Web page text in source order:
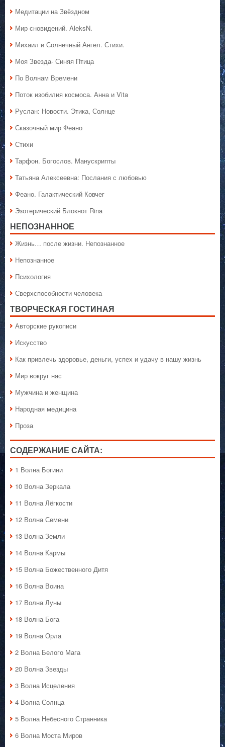
Медитации на Звёздном
Мир сновидений. AleksN.
Михаил и Солнечный Ангел. Стихи.
Моя Звезда- Синяя Птица
По Волнам Времени
Поток изобилия космоса. Анна и Vita
Руслан: Новости. Этика, Солнце
Сказочный мир Феано
Стихи
Тарфон. Богослов. Манускрипты
Татьяна Алексеевна: Послания с любовью
Феано. Галактический Ковчег
Эзотерический Блокнот Rina
НЕПОЗНАННОЕ
Жизнь… после жизни. Непознанное
Непознанное
Психология
Сверхспособности человека
ТВОРЧЕСКАЯ ГОСТИНАЯ
Авторские рукописи
Искусство
Как привлечь здоровье, деньги, успех и удачу в нашу жизнь
Мир вокруг нас
Мужчина и женщина
Народная медицина
Проза
СОДЕРЖАНИЕ САЙТА:
1 Волна Богини
10 Волна Зеркала
11 Волна Лёгкости
12 Волна Семени
13 Волна Земли
14 Волна Кармы
15 Волна Божественного Дитя
16 Волна Воина
17 Волна Луны
18 Волна Бога
19 Волна Орла
2 Волна Белого Мага
20 Волна Звезды
3 Волна Исцеления
4 Волна Солнца
5 Волна Небесного Странника
6 Волна Моста Миров